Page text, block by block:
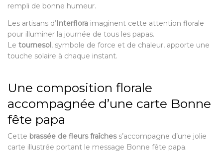
rempli de bonne humeur.
Les artisans d’Interflora imaginent cette attention florale
pour illuminer la journée de tous les papas.
Le tournesol, symbole de force et de chaleur, apporte une
touche solaire à chaque instant.
Une composition florale
accompagnée d’une carte Bonne
fête papa
Cette brassée de fleurs fraîchess’accompagne d’une jolie
carte illustrée portant le message Bonne fête papa.